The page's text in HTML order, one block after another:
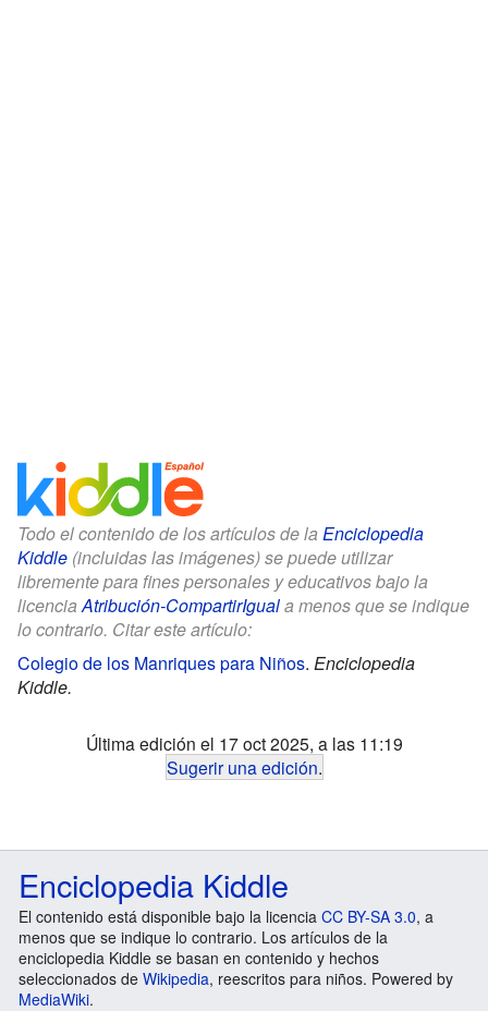
Todo el contenido de los artículos de la Enciclopedia
Kiddle (incluidas las imágenes) se puede utilizar
libremente para fines personales y educativos bajo la
licencia Atribución-CompartirIguala menos que se indique
lo contrario. Citar este artículo:
Colegio de los Manriques para Niños. Enciclopedia
Kiddle.
Última edición el 17 oct 2025, a las 11:19
Sugerir una edición.
Enciclopedia Kiddle
El contenido está disponible bajo la licencia CC BY-SA 3.0, a
menos que se indique lo contrario. Los artículos de la
enciclopedia Kiddle se basan en contenido y hechos
seleccionados de Wikipedia, reescritos para niños. Powered by
MediaWiki.